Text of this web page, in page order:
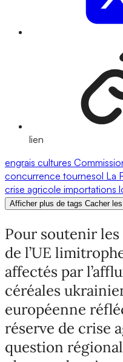
lien
engrais cultures
concurrence tournesol La
crise agricole importations
Afficher plus de tags Cacher
Pour soutenir
de l’UE
affectés par
céréales
européenne
réserve de crise
question